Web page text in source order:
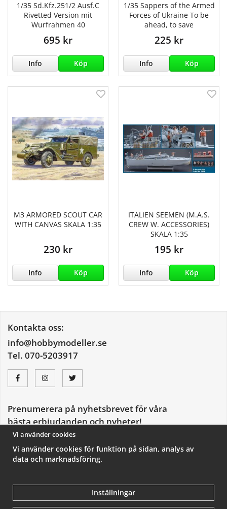
1/35 Sd.Kfz.251/2 Ausf.C
Rivetted Version mit
Wurfrahmen 40
695 kr
Info Köp
1/35 Sappers of the Armed
Forces of Ukraine To be
ahead, to save
225 kr
Info Köp
M3 ARMORED SCOUT CAR
WITH CANVAS SKALA 1:35
230 kr
Info Köp
ITALIEN SEEMEN (M.A.S.
CREW W. ACCESSORIES)
SKALA 1:35
195 kr
Info Köp
Kontakta oss:
info@hobbymodeller.se
Tel. 070-5203917
Prenumerera på nyhetsbrevet för våra
bästa erbjudanden och nyheter!
E-
postadress
De uppgifter du matar in kommer endast användas till våra nyhetsbrev.
Vi använder cookies
Vi använder cookies för funktion på sidan, analys av
data och marknadsföring.
Inställningar